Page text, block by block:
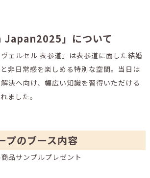
」について
ェルセル 表参道」は表参道に面した結婚
非日常感を楽しめる特別な空間。当日は
決へ向け、幅広い知識を習得いただける
ました。
プのブース内容
品サンプルプレゼント